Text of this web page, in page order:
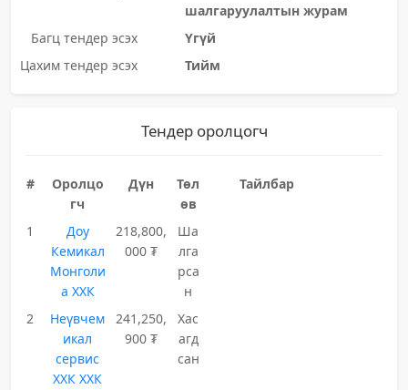
шалгаруулалтын журам
Багц тендер эсэх
Үгүй
Цахим тендер эсэх
Тийм
Тендер оролцогч
#
Оролцо
гч
Дүн
Төл
өв
Тайлбар
1
Доу
Кемикал
Монголи
а ХХК
218,800,
000 ₮
Ша
лга
рса
н
2
Неүвчем
икал
сервис
ХХК ХХК
241,250,
900 ₮
Хас
агд
сан